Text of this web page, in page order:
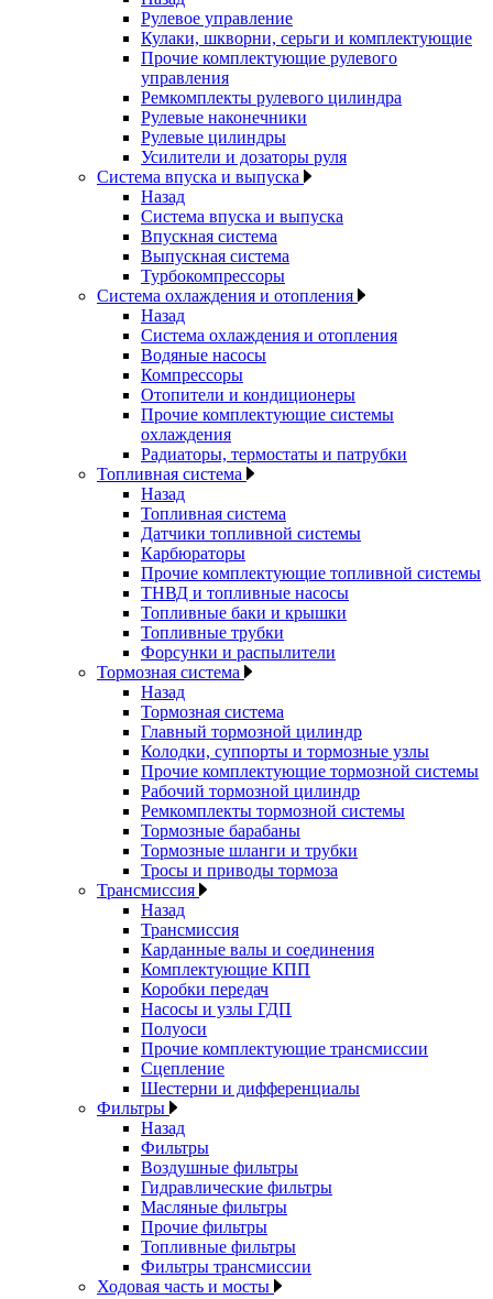
Рулевое управление
Кулаки, шкворни, серьги и комплектующие
Прочие комплектующие рулевого
управления
Ремкомплекты рулевого цилиндра
Рулевые наконечники
Рулевые цилиндры
Усилители и дозаторы руля
Система впуска и выпуска
Назад
Система впуска и выпуска
Впускная система
Выпускная система
Турбокомпрессоры
Система охлаждения и отопления
Назад
Система охлаждения и отопления
Водяные насосы
Компрессоры
Отопители и кондиционеры
Прочие комплектующие системы
охлаждения
Радиаторы, термостаты и патрубки
Топливная система
Назад
Топливная система
Датчики топливной системы
Карбюраторы
Прочие комплектующие топливной системы
ТНВД и топливные насосы
Топливные баки и крышки
Топливные трубки
Форсунки и распылители
Тормозная система
Назад
Тормозная система
Главный тормозной цилиндр
Колодки, суппорты и тормозные узлы
Прочие комплектующие тормозной системы
Рабочий тормозной цилиндр
Ремкомплекты тормозной системы
Тормозные барабаны
Тормозные шланги и трубки
Тросы и приводы тормоза
Трансмиссия
Назад
Трансмиссия
Карданные валы и соединения
Комплектующие КПП
Коробки передач
Насосы и узлы ГДП
Полуоси
Прочие комплектующие трансмиссии
Сцепление
Шестерни и дифференциалы
Фильтры
Назад
Фильтры
Воздушные фильтры
Гидравлические фильтры
Масляные фильтры
Прочие фильтры
Топливные фильтры
Фильтры трансмиссии
Ходовая часть и мосты